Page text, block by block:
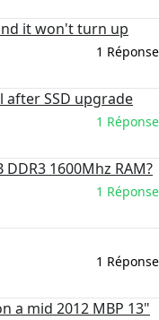
it won't turn up
1 Réponse
SSD upgrade
1 Réponse
1600Mhz RAM?
1 Réponse
1 Réponse
a mid 2012 MBP 13"